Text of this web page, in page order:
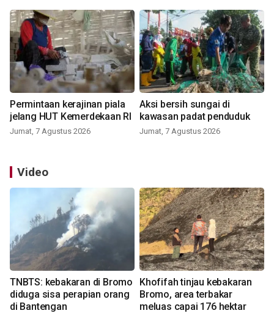
Permintaan kerajinan piala
jelang HUT Kemerdekaan RI
Jumat, 7 Agustus 2026
Aksi bersih sungai di
kawasan padat penduduk
Jumat, 7 Agustus 2026
Video
TNBTS: kebakaran di Bromo
diduga sisa perapian orang
di Bantengan
Khofifah tinjau kebakaran
Bromo, area terbakar
meluas capai 176 hektar